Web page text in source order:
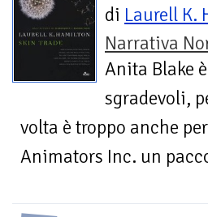
di Laurell K.
Narrativa
Anita Blake
sgradevoli,
volta è troppo anche
Animators Inc. un